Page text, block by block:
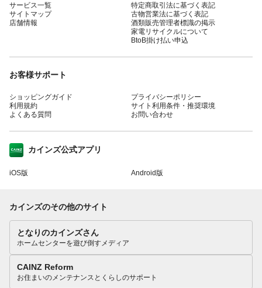
サービス一覧
サイトマップ
店舗情報
特定商取引法に基づく表記
古物営業法に基づく表記
酒類販売管理者標識の掲示
家電リサイクルについて
BtoB掛け払い申込
お客様サポート
ショッピングガイド
利用規約
よくある質問
プライバシーポリシー
サイト利用条件・推奨環境
お問い合わせ
カインズ公式アプリ
iOS版 Android版
カインズのその他のサイト
となりのカインズさん
ホームセンターを遊び倒すメディア
CAINZ Reform
お住まいのメンテナンスとくらしのサポート